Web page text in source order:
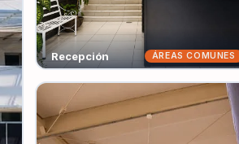
Recepción ÁREAS COMUNES